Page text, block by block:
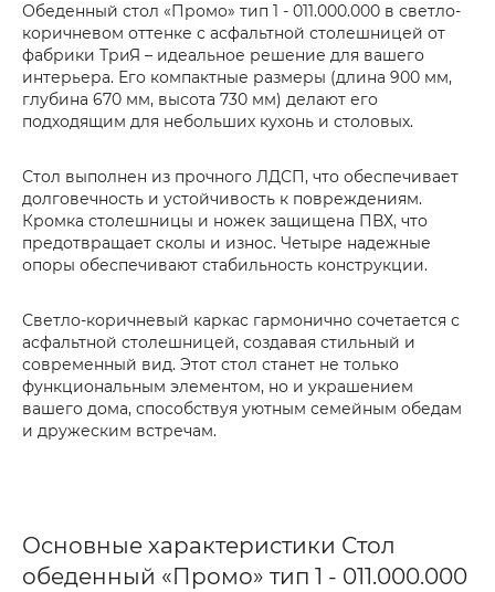
Обеденный стол «Промо» тип 1 - 011.000.000 в светло-
коричневом оттенке с асфальтной столешницей от
фабрики ТриЯ – идеальное решение для вашего
интерьера. Его компактные размеры (длина 900 мм,
глубина 670 мм, высота 730 мм) делают его
подходящим для небольших кухонь и столовых.
Стол выполнен из прочного ЛДСП, что обеспечивает
долговечность и устойчивость к повреждениям.
Кромка столешницы и ножек защищена ПВХ, что
предотвращает сколы и износ. Четыре надежные
опоры обеспечивают стабильность конструкции.
Светло-коричневый каркас гармонично сочетается с
асфальтной столешницей, создавая стильный и
современный вид. Этот стол станет не только
функциональным элементом, но и украшением
вашего дома, способствуя уютным семейным обедам
и дружеским встречам.
Основные характеристики Стол
обеденный «Промо» тип 1 - 011.000.000